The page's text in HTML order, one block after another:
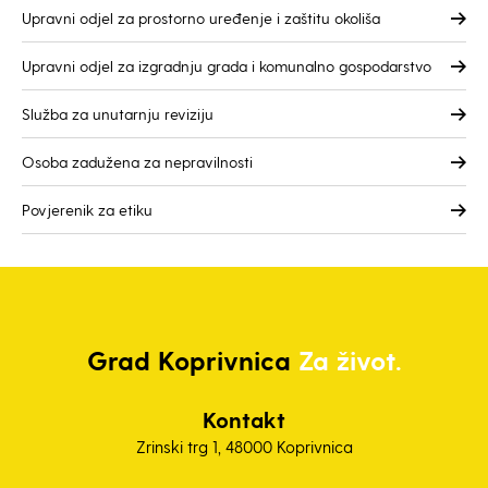
Upravni odjel za prostorno uređenje i zaštitu okoliša
Upravni odjel za izgradnju grada i komunalno gospodarstvo
Služba za unutarnju reviziju
Osoba zadužena za nepravilnosti
Povjerenik za etiku
Grad Koprivnica Za život.
Kontakt
Zrinski trg 1, 48000 Koprivnica